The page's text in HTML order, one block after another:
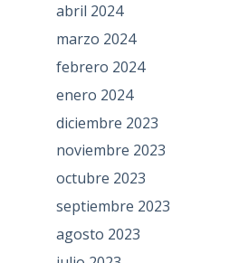
abril 2024
marzo 2024
febrero 2024
enero 2024
diciembre 2023
noviembre 2023
octubre 2023
septiembre 2023
agosto 2023